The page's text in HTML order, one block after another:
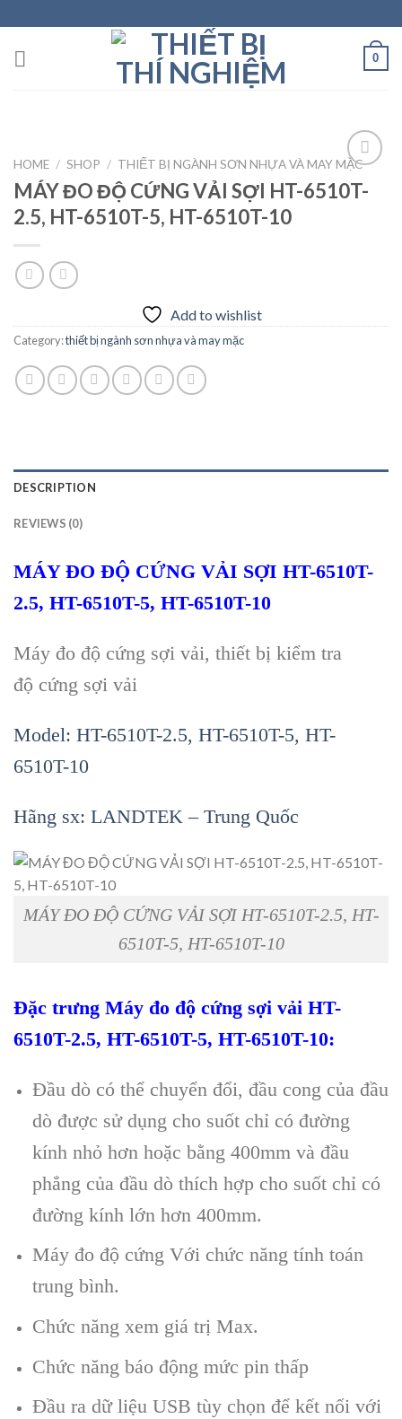
to
content
0
HOME / SHOP / THIẾT BỊ NGÀNH SƠN NHỰA VÀ MAY MẶC
MÁY ĐO ĐỘ CỨNG VẢI SỢI HT-6510T-
2.5, HT-6510T-5, HT-6510T-10
Add to wishlist
Category:thiết bị ngành sơn nhựa và may mặc
DESCRIPTION
REVIEWS (0)
MÁY ĐO ĐỘ CỨNG VẢI SỢI HT-6510T-
2.5, HT-6510T-5, HT-6510T-10
Máy đo độ cứng sợi vải, thiết bị kiểm tra
độ cứng sợi vải
Model: HT-6510T-2.5, HT-6510T-5, HT-
6510T-10
Hãng sx: LANDTEK – Trung Quốc
MÁY ĐO ĐỘ CỨNG VẢI SỢI HT-6510T-2.5, HT-
6510T-5, HT-6510T-10
Đặc trưng Máy đo độ cứng sợi vải HT-
6510T-2.5, HT-6510T-5, HT-6510T-10:
Đầu dò có thể chuyển đổi, đầu cong của đầu
dò được sử dụng cho suốt chỉ có đường
kính nhỏ hơn hoặc bằng 400mm và đầu
phẳng của đầu dò thích hợp cho suốt chỉ có
đường kính lớn hơn 400mm.
Máy đo độ cứng Với chức năng tính toán
trung bình.
Chức năng xem giá trị Max.
Chức năng báo động mức pin thấp
Đầu ra dữ liệu USB tùy chọn để kết nối với